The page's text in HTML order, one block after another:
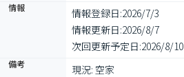
情報 情報登録日:2026/7/3
情報更新日:2026/8/7
次回更新予定日:2026/8/10
備考
現況: 空家